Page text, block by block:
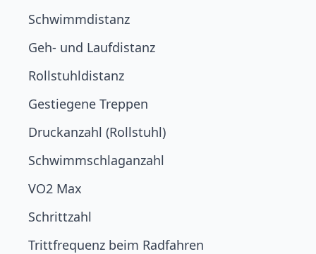
Schwimmdistanz
Geh- und Laufdistanz
Rollstuhldistanz
Gestiegene Treppen
Druckanzahl (Rollstuhl)
Schwimmschlaganzahl
VO2 Max
Schrittzahl
Trittfrequenz beim Radfahren